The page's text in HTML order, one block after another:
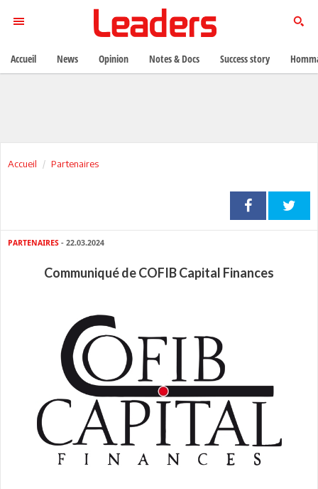
Accueil Partenaires
PARTENAIRES - 22.03.2024
Communiqué de COFIB Capital Finances
Accueil News Opinion Notes & Docs Success story